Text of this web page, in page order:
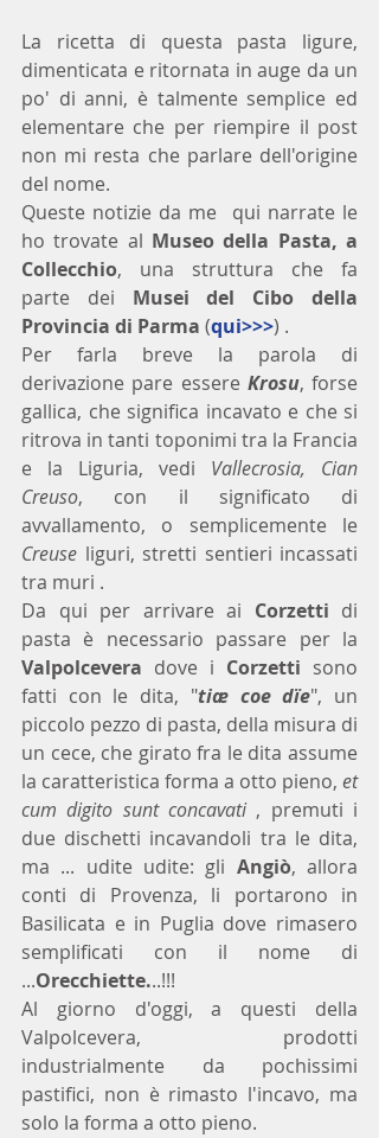
La ricetta di questa pasta ligure,
dimenticata e ritornata in auge da un
po' di anni, è talmente semplice ed
elementare che per riempire il post
non mi resta che parlare dell'origine
del nome.
Queste notizie da me  qui narrate le
ho trovate al Museo della Pasta, a
Collecchio, una struttura che fa
parte dei Musei del Cibo della
Provincia di Parma (qui>>>) .
Per farla breve la parola di
derivazione pare essere Krosu, forse
gallica, che significa incavato e che si
ritrova in tanti toponimi tra la Francia
e la Liguria, vedi Vallecrosia, Cian
Creuso, con il significato di
Creuse liguri, stretti sentieri incassati
tra muri .
Da qui per arrivare ai Corzetti di
Valpolcevera dove i Corzetti sono
fatti con le dita, "tiæ coe dïe", un
piccolo pezzo di pasta, della misura di
un cece, che girato fra le dita assume
la caratteristica forma a otto pieno, et
cum digito sunt concavati , premuti i
due dischetti incavandoli tra le dita,
ma ... udite udite: gli Angiò, allora
conti di Provenza, li portarono in
Basilicata e in Puglia dove rimasero
semplificati con il nome di
...Orecchiette...!!!
Al giorno d'oggi, a questi della
Valpolcevera, prodotti
industrialmente da pochissimi
pastifici, non è rimasto l'incavo, ma
solo la forma a otto pieno.